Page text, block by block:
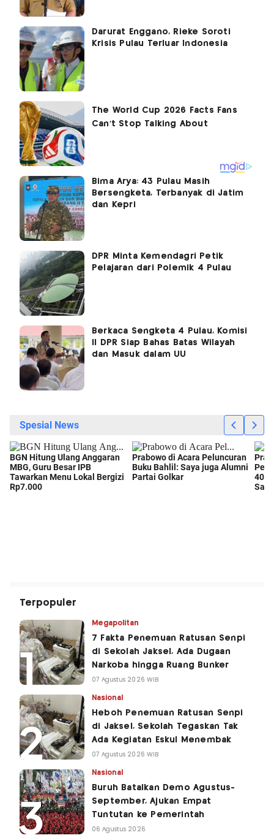
Darurat Enggano, Rieke Soroti
Krisis Pulau Terluar Indonesia
Bima Arya: 43 Pulau Masih
Bersengketa, Terbanyak di Jatim
dan Kepri
DPR Minta Kemendagri Petik
Pelajaran dari Polemik 4 Pulau
Berkaca Sengketa 4 Pulau, Komisi
II DPR Siap Bahas Batas Wilayah
dan Masuk dalam UU
Terpopuler
Megapolitan
7 Fakta Penemuan Ratusan Senpi
di Sekolah Jaksel, Ada Dugaan
Narkoba hingga Ruang Bunker
07 Agustus 2026 WIB
Nasional
Heboh Penemuan Ratusan Senpi
di Jaksel, Sekolah Tegaskan Tak
Ada Kegiatan Eskul Menembak
07 Agustus 2026 WIB
Nasional
Buruh Batalkan Demo Agustus-
September, Ajukan Empat
Tuntutan ke Pemerintah
06 Agustus 2026